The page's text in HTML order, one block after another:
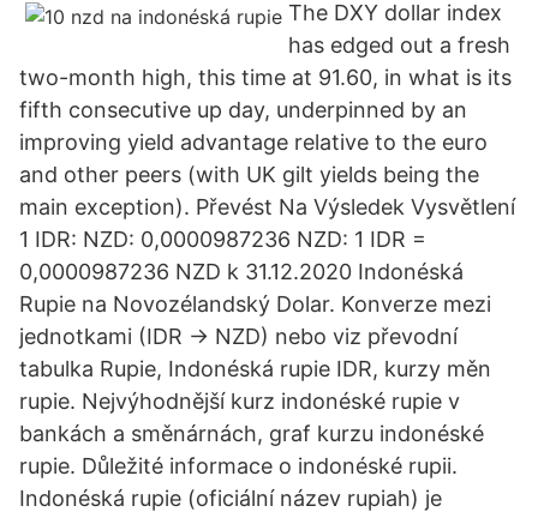
The DXY dollar index
has edged out a fresh
two-month high, this time at 91.60, in what is its
fifth consecutive up day, underpinned by an
improving yield advantage relative to the euro
and other peers (with UK gilt yields being the
main exception). Převést Na Výsledek Vysvětlení
1 IDR: NZD: 0,0000987236 NZD: 1 IDR =
0,0000987236 NZD k 31.12.2020 Indonéská
Rupie na Novozélandský Dolar. Konverze mezi
jednotkami (IDR → NZD) nebo viz převodní
tabulka Rupie, Indonéská rupie IDR, kurzy měn
rupie. Nejvýhodnější kurz indonéské rupie v
bankách a směnárnách, graf kurzu indonéské
rupie. Důležité informace o indonéské rupii.
Indonéská rupie (oficiální název rupiah) je